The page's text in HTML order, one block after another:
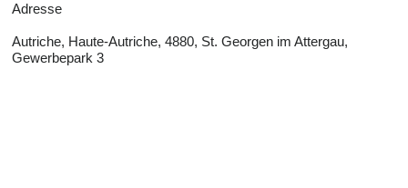
Adresse
Autriche, Haute-Autriche, 4880, St. Georgen im Attergau,
Gewerbepark 3